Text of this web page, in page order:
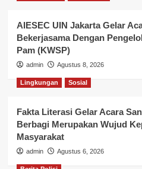
AIESEC UIN Jakarta Gelar
Bekerjasama Dengan
Pam (KWSP)
admin Agustus 8, 2026
Lingkungan Sosial
Fakta Literasi Gelar Acara
Berbagi Merupakan Wujud
Masyarakat
admin Agustus 6, 2026